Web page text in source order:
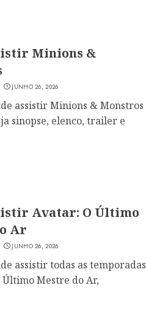
Minions &
JUNHO 26, 2026
assistir Minions & Monstros
sinopse, elenco, trailer e
Avatar: O Último
Ar
JUNHO 26, 2026
assistir todas as temporadas
Último Mestre do Ar,